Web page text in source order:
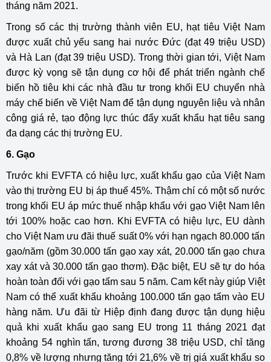
tháng năm 2021.
Trong số các thị trường thành viên EU, hạt tiêu Việt Nam
được xuất chủ yếu sang hai nước Đức (đạt 49 triệu USD)
và Hà Lan (đạt 39 triệu USD). Trong thời gian tới, Việt Nam
được kỳ vọng sẽ tận dụng cơ hội để phát triển ngành chế
biến hồ tiêu khi các nhà đầu tư trong khối EU chuyển nhà
máy chế biến về Việt Nam để tận dụng nguyên liệu và nhân
công giá rẻ, tạo động lực thúc đẩy xuất khẩu hạt tiêu sang
đa dạng các thị trường EU.
6. Gạo
Trước khi EVFTA có hiệu lực, xuất khẩu gạo của Việt Nam
vào thị trường EU bị áp thuế 45%. Thậm chí có một số nước
trong khối EU áp mức thuế nhập khẩu với gạo Việt Nam lên
tới 100% hoặc cao hơn. Khi EVFTA có hiệu lực, EU dành
cho Việt Nam ưu đãi thuế suất 0% với hạn ngạch 80.000 tấn
gạo/năm (gồm 30.000 tấn gạo xay xát, 20.000 tấn gạo chưa
xay xát và 30.000 tấn gạo thơm). Đặc biệt, EU sẽ tự do hóa
hoàn toàn đối với gạo tấm sau 5 năm. Cam kết này giúp Việt
Nam có thể xuất khẩu khoảng 100.000 tấn gạo tấm vào EU
hàng năm. Ưu đãi từ Hiệp định đang được tận dụng hiệu
quả khi xuất khẩu gạo sang EU trong 11 tháng 2021 đạt
khoảng 54 nghìn tấn, tương đương 38 triệu USD, chỉ tăng
0,8% về lượng nhưng tăng tới 21,6% về trị giá xuất khẩu so